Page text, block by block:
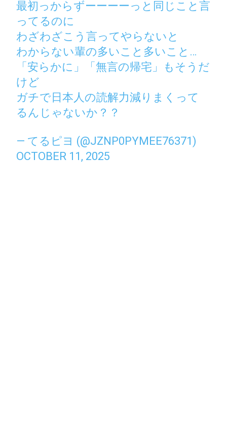
最初っからずーーーーっと同じこと言
ってるのに
わざわざこう言ってやらないと
わからない輩の多いこと多いこと…
「安らかに」「無言の帰宅」もそうだ
けど
ガチで日本人の読解力減りまくって
るんじゃないか？？
— てるピヨ (@JZNP0PYMEE76371)
OCTOBER 11, 2025